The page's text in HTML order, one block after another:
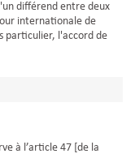
différend entre deux
internationale de
particulier, l'accord de
à l’article 47 [de la